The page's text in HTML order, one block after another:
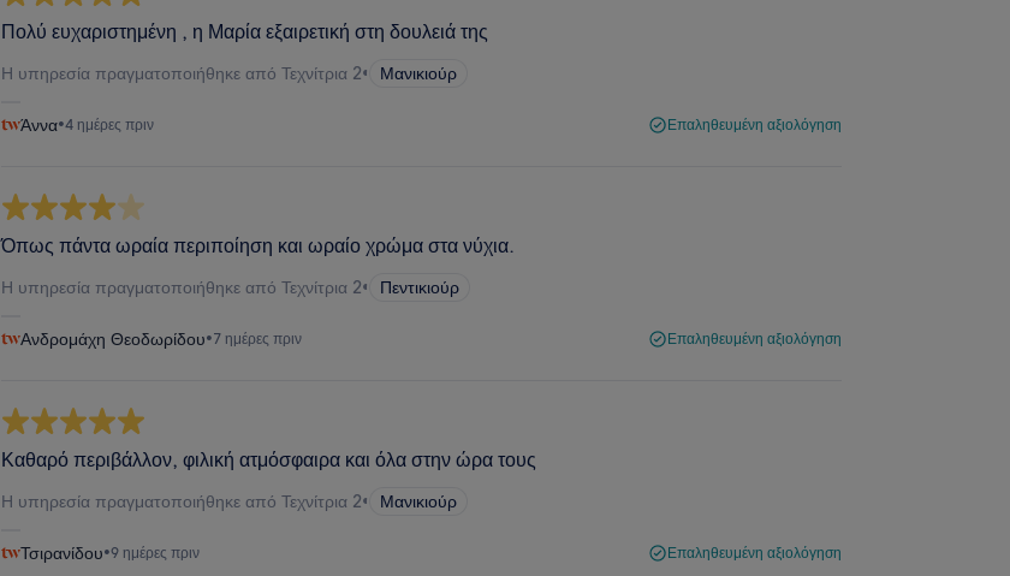
Πολύ ευχαριστημένη , η Μαρία εξαιρετική στη δουλειά της
Η υπηρεσία πραγματοποιήθηκε από Τεχνίτρια 2• Μανικιούρ
Άννα•4 ημέρες πριν Επαληθευμένη αξιολόγηση
Όπως πάντα ωραία περιποίηση και ωραίο χρώμα στα νύχια.
Η υπηρεσία πραγματοποιήθηκε από Τεχνίτρια 2• Πεντικιούρ
Ανδρομάχη Θεοδωρίδου•7 ημέρες πριν Επαληθευμένη αξιολόγηση
Καθαρό περιβάλλον, φιλική ατμόσφαιρα και όλα στην ώρα τους
Η υπηρεσία πραγματοποιήθηκε από Τεχνίτρια 2• Μανικιούρ
Τσιρανίδου•9 ημέρες πριν Επαληθευμένη αξιολόγηση